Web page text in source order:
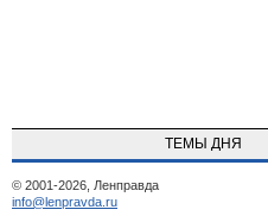
ТЕМЫ ДНЯ
© 2001-2026, Ленправда
info@lenpravda.ru